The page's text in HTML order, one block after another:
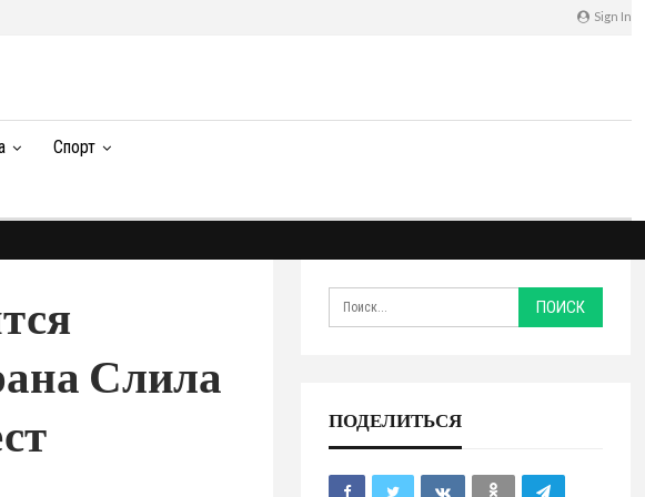
Sign In
Спорт
Слила
ПОДЕЛИТЬСЯ